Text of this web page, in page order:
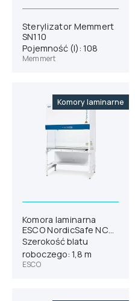
Sterylizator Memmert
SN110
Pojemność (l): 108
Memmert
Komory laminarne
Komora laminarna
ESCO NordicSafe NC2-
6L8
Szerokość blatu
roboczego: 1,8 m
ESCO